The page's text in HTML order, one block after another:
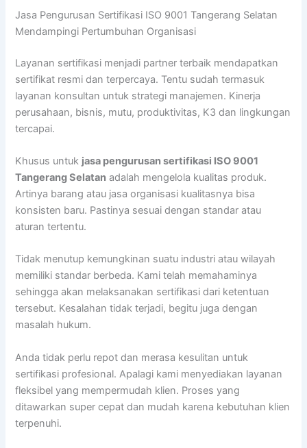
Jasa Pengurusan Sertifikasi ISO 9001 Tangerang Selatan
Mendampingi Pertumbuhan Organisasi
Layanan sertifikasi menjadi partner terbaik mendapatkan
sertifikat resmi dan terpercaya. Tentu sudah termasuk
layanan konsultan untuk strategi manajemen. Kinerja
perusahaan, bisnis, mutu, produktivitas, K3 dan lingkungan
tercapai.
Khusus untuk jasa pengurusan sertifikasi ISO 9001
Tangerang Selatan adalah mengelola kualitas produk.
Artinya barang atau jasa organisasi kualitasnya bisa
konsisten baru. Pastinya sesuai dengan standar atau
aturan tertentu.
Tidak menutup kemungkinan suatu industri atau wilayah
memiliki standar berbeda. Kami telah memahaminya
sehingga akan melaksanakan sertifikasi dari ketentuan
tersebut. Kesalahan tidak terjadi, begitu juga dengan
masalah hukum.
Anda tidak perlu repot dan merasa kesulitan untuk
sertifikasi profesional. Apalagi kami menyediakan layanan
fleksibel yang mempermudah klien. Proses yang
ditawarkan super cepat dan mudah karena kebutuhan klien
terpenuhi.